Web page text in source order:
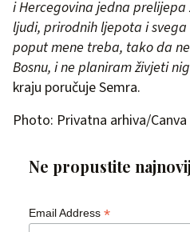
i Hercegovina jedna
ljudi, prirodnih ljepota i
poput mene treba, tako da
Bosnu, i ne planiram živjeti
kraju poručuje Semra.
Photo: Privatna arhiva/Canva
Ne propustite
Email Address *